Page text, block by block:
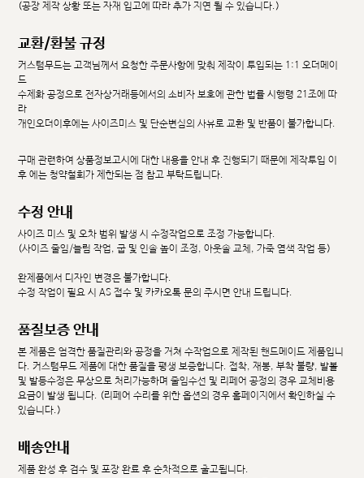
(공장 제작 상황 또는 자재 입고에 따라 추가 지연 될 수 있습니다.)
교환/환불 규정
커스텀무드는 고객님께서 요청한 주문사항에 맞춰 제작이 투입되는 1:1 오더메이
드
수제화 공정으로 전자상거래등에서의 소비자 보호에 관한 법률 시행령 21조에 따
라
개인오더이후에는 사이즈미스 및 단순변심의 사유로 교환 및 반품이 불가합니다.
구매 관련하여 상품정보고시에 대한 내용을 안내 후 진행되기 때문에 제작투입 이
후 에는 청약철회가 제한되는 점 참고 부탁드립니다.
수정 안내
사이즈 미스 및 오차 범위 발생 시 수정작업으로 조정 가능합니다.
(사이즈 줄임/늘림 작업, 굽 및 인솔 높이 조정, 아웃솔 교체, 가죽 염색 작업 등)
완제품에서 디자인 변경은 불가합니다.
수정 작업이 필요 시 AS 접수 및 카카오톡 문의 주시면 안내 드립니다.
품질보증 안내
본 제품은 엄격한 품질관리와 공정을 거쳐 수작업으로 제작된 핸드메이드 제품입니
다. 커스텀무드 제품에 대한 품질을 평생 보증합니다. 접착, 재봉, 부착 불량, 발볼
및 발등수정은 무상으로 처리가능하며 줄임수선 및 리페어 공정의 경우 교체비용
요금이 발생 됩니다. (리페어 수리를 위한 옵션의 경우 홈페이지에서 확인하실 수
있습니다.)
배송안내
제품 완성 후 검수 및 포장 완료 후 순차적으로 출고됩니다.